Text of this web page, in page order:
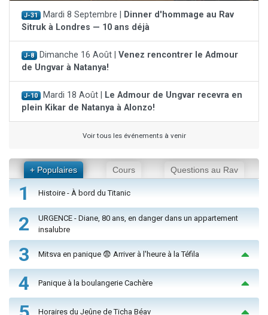
J-31 Mardi 8 Septembre |
Dinner d'hommage au Rav
Sitruk à Londres — 10 ans déjà
J-8 Dimanche 16 Août | Venez rencontrer le Admour
de Ungvar à Natanya!
J-10 Mardi 18 Août |
Le Admour de Ungvar recevra en
plein Kikar de Natanya à Alonzo!
Voir tous les événements à venir
+ Populaires Cours Questions au Rav
1 Histoire - À bord du Titanic
2
URGENCE - Diane, 80 ans, en danger dans un appartement
insalubre
3 Mitsva en panique 😨 Arriver à l'heure à la Téfila
4 Panique à la boulangerie Cachère
Horaires du Jeûne de Ticha Béav